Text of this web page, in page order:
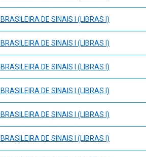
DE SINAIS I (LIBRAS I)
DE SINAIS I (LIBRAS I)
DE SINAIS I (LIBRAS I)
DE SINAIS I (LIBRAS I)
DE SINAIS I (LIBRAS I)
DE SINAIS I (LIBRAS I)